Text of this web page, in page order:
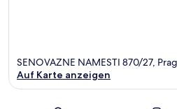
SENOVAZNE NAMESTI 870/27,
Auf Karte anzeigen